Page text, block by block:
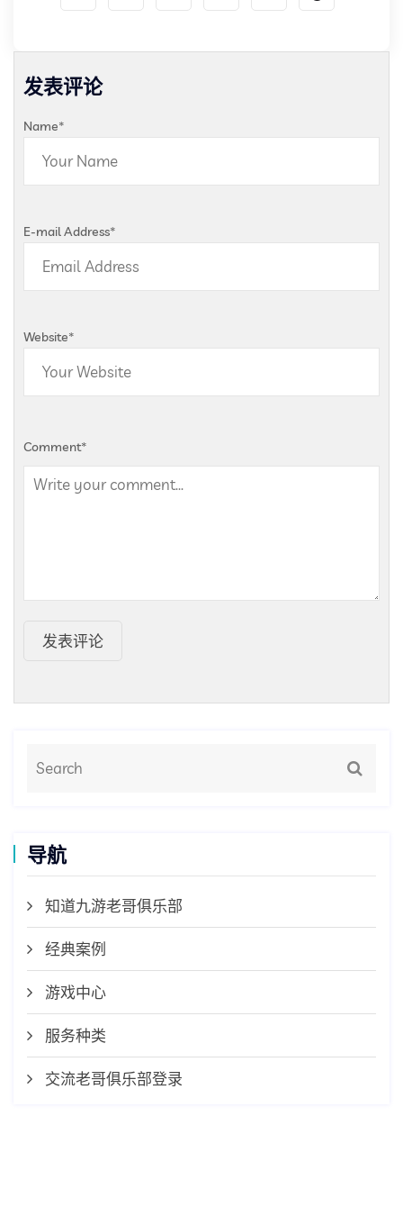
发表评论
Name*
E-mail Address*
Website*
Comment*
发表评论
导航
知道九游老哥俱乐部
经典案例
游戏中心
服务种类
交流老哥俱乐部登录